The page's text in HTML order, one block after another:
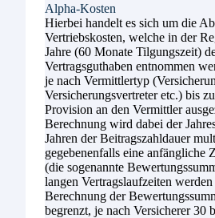
Alpha-Kosten
Hierbei handelt es sich um die
Vertriebskosten, welche in der
Jahre (60 Monate Tilgungszeit)
Vertragsguthaben entnommen
je nach Vermittlertyp
Versicherungsvertreter etc.) bis
Provision an den Vermittler
Berechnung wird dabei der
Jahren der Beitragszahldauer
gegebenenfalls eine anfängliche
(die sogenannte
langen Vertragslaufzeiten
Berechnung der
begrenzt, je nach Versicherer 30